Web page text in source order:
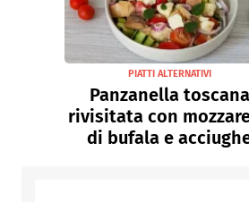
PIATTI ALTERNATIVI
Panzanella toscana
rivisitata con
di bufala e